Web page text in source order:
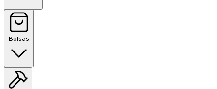
Bolsas